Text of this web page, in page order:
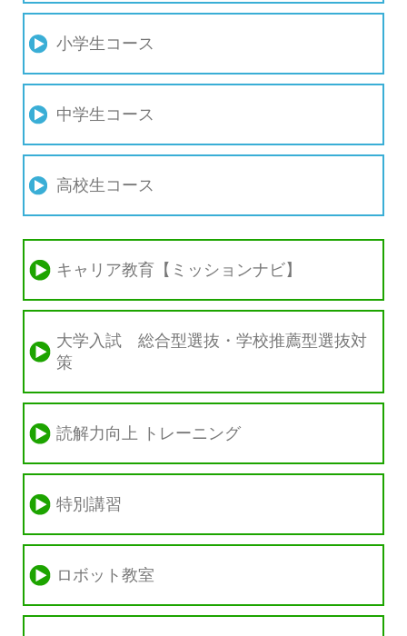
小学生コース
中学生コース
高校生コース
キャリア教育【ミッションナビ】
大学入試 総合型選抜・学校推薦型選抜対
策
読解力向上 トレーニング
特別講習
ロボット教室